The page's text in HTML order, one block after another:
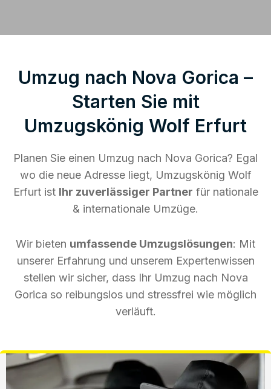
Umzug nach Nova Gorica –
Starten Sie mit
Umzugskönig Wolf Erfurt
Planen Sie einen Umzug nach Nova Gorica? Egal
wo die neue Adresse liegt, Umzugskönig Wolf
Erfurt ist Ihr zuverlässiger Partner für nationale
& internationale Umzüge.
Wir bieten umfassende Umzugslösungen: Mit
unserer Erfahrung und unserem Expertenwissen
stellen wir sicher, dass Ihr Umzug nach Nova
Gorica so reibungslos und stressfrei wie möglich
verläuft.